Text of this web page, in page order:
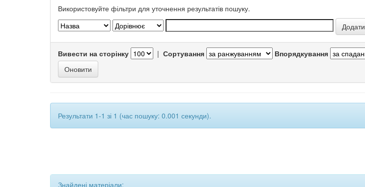
Використовуйте фільтри для уточнення результатів пошуку.
Вивести на сторінку | Сортування Впорядкування
Результати 1-1 зі 1 (час пошуку: 0.001 секунди).
Знайдені матеріали: